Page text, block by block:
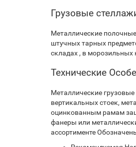
Грузовые
Металлические
штучных тарных
складах , в
Технические
Металлические
вертикальных стоек,
оцинкованным рамам
фанеры или
ассортименте